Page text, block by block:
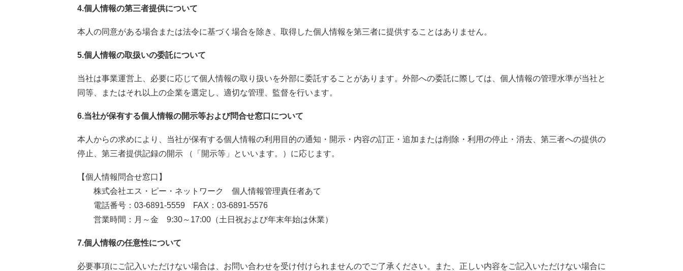
4.個人情報の第三者提供について
本人の同意がある場合または法令に基づく場合を除き、取得した個人情報を第三者に提供することはありません。
5.個人情報の取扱いの委託について
当社は事業運営上、必要に応じて個人情報の取り扱いを外部に委託することがあります。外部への委託に際しては、個人情報の管理水準が当社と
同等、またはそれ以上の企業を選定し、適切な管理、監督を行います。
6.当社が保有する個人情報の開示等および問合せ窓口について
本人からの求めにより、当社が保有する個人情報の利用目的の通知・開示・内容の訂正・追加または削除・利用の停止・消去、第三者への提供の
停止、第三者提供記録の開示 （「開示等」といいます。）に応じます。
【個人情報問合せ窓口】
株式会社エス・ピー・ネットワーク 個人情報管理責任者あて
電話番号：03-6891-5559 FAX：03-6891-5576
営業時間：月～金 9:30～17:00（土日祝および年末年始は休業）
7.個人情報の任意性について
必要事項にご記入いただけない場合は、お問い合わせを受け付けられませんのでご了承ください。また、正しい内容をご記入いただけない場合に